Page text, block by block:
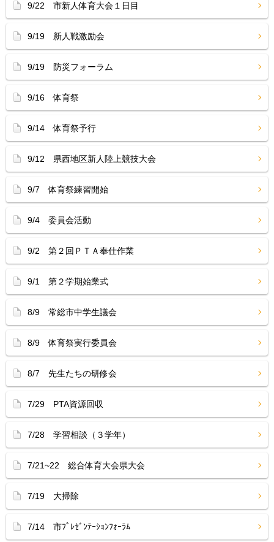
9/22 市新人体育大会１日目
9/19 新人戦激励会
9/19 防災フォーラム
9/16 体育祭
9/14 体育祭予行
9/12 県西地区新人陸上競技大会
9/7 体育祭練習開始
9/4 委員会活動
9/2 第２回ＰＴＡ奉仕作業
9/1 第２学期始業式
8/9 常総市中学生議会
8/9 体育祭実行委員会
8/7 先生たちの研修会
7/29 PTA資源回収
7/28 学習相談（３学年）
7/21~22 総合体育大会県大会
7/19 大掃除
7/14 市ﾌﾟﾚｾﾞﾝﾃｰｼｮﾝﾌｫｰﾗﾑ